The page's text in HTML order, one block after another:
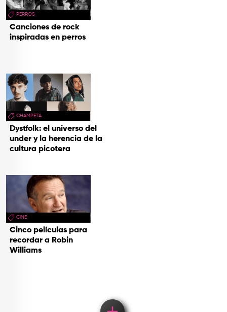
PERROS
Canciones de rock
inspiradas en perros
CHAMPETA
Dystfolk: el universo del
under y la herencia de la
cultura picotera
CINE
Cinco películas para
recordar a Robin
Williams